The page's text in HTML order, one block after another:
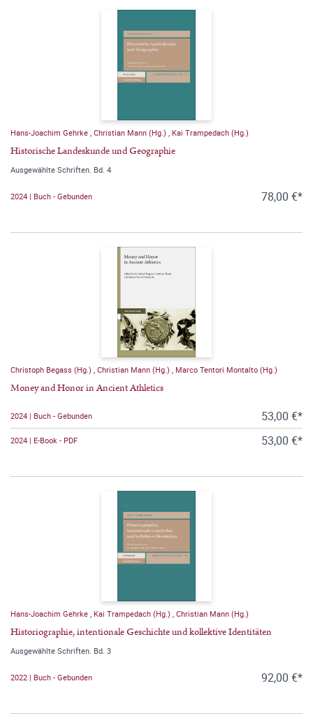
Hans-Joachim Gehrke Christian Mann (Hg.) Kai Trampedach (Hg.)
Historische Landeskunde und Geographie
Ausgewählte Schriften. Bd. 4
2024 | Buch - Gebunden 78,00 €*
Christoph Begass (Hg.) Christian Mann (Hg.) Marco Tentori Montalto (Hg.)
Money and Honor in Ancient Athletics
2024 | Buch - Gebunden 53,00 €*
2024 | E-Book - PDF 53,00 €*
Hans-Joachim Gehrke Kai Trampedach (Hg.) Christian Mann (Hg.)
Historiographie, intentionale Geschichte und kollektive Identitäten
Ausgewählte Schriften. Bd. 3
2022 | Buch - Gebunden 92,00 €*